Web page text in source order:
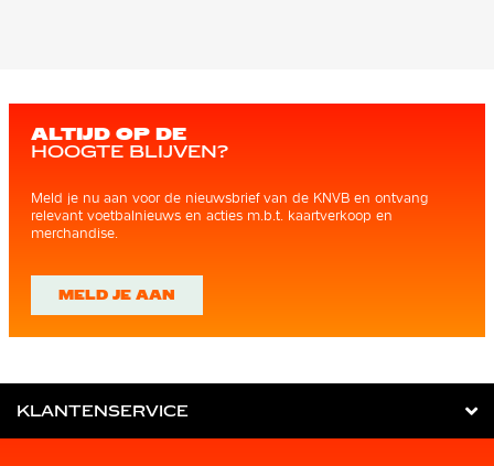
ALTIJD OP DE
HOOGTE BLIJVEN?
Meld je nu aan voor de nieuwsbrief van de KNVB en ontvang
relevant voetbalnieuws en acties m.b.t. kaartverkoop en
merchandise.
MELD JE AAN
KLANTENSERVICE